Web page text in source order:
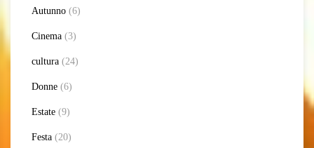
Autunno (6)
Cinema (3)
cultura (24)
Donne (6)
Estate (9)
Festa (20)